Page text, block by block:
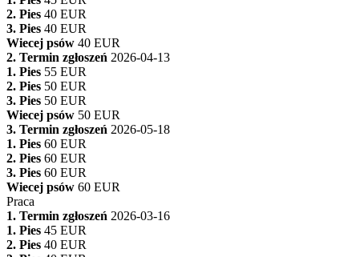
2. Pies 40 EUR
3. Pies 40 EUR
Wiecej psów 40 EUR
2. Termin zgłoszeń 2026-04-13
1. Pies 55 EUR
2. Pies 50 EUR
3. Pies 50 EUR
Wiecej psów 50 EUR
3. Termin zgłoszeń 2026-05-18
1. Pies 60 EUR
2. Pies 60 EUR
3. Pies 60 EUR
Wiecej psów 60 EUR
Praca
1. Termin zgłoszeń 2026-03-16
1. Pies 45 EUR
2. Pies 40 EUR